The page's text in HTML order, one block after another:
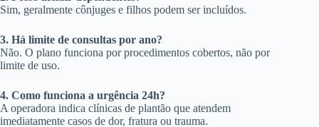
Sim, geralmente cônjuges e filhos podem ser incluídos.
3. Há limite de consultas por ano?
Não. O plano funciona por procedimentos cobertos, não por
limite de uso.
4. Como funciona a urgência 24h?
A operadora indica clínicas de plantão que atendem
imediatamente casos de dor, fratura ou trauma.